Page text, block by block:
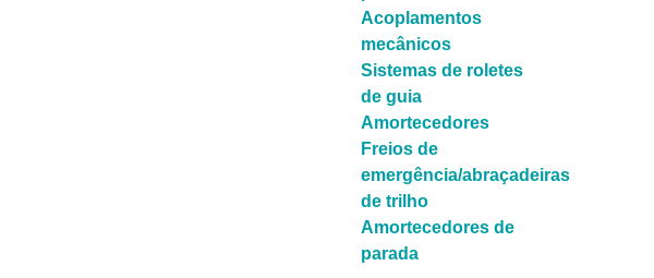
Acoplamentos
mecânicos
Sistemas de roletes
de guia
Amortecedores
Freios de
emergência/abraçadeiras
de trilho
Amortecedores de
parada